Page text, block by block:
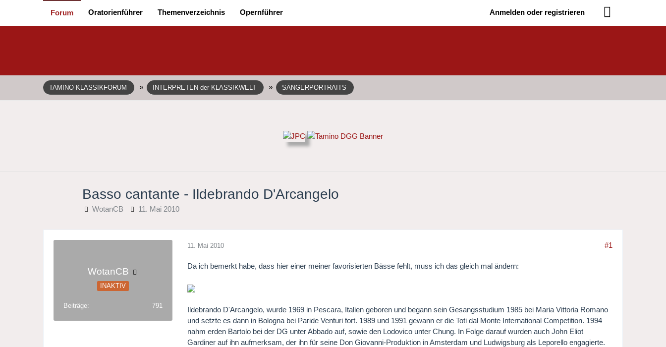
Forum Oratorienführer Themenverzeichnis Opernführer Anmelden oder registrieren
TAMINO-KLASSIKFORUM » INTERPRETEN der KLASSIKWELT » SÄNGERPORTRAITS
Basso cantante - Ildebrando D'Arcangelo
WotanCB 11. Mai 2010
WotanCB
INAKTIV
Beiträge 791
11. Mai 2010 #1
Da ich bemerkt habe, dass hier einer meiner favorisierten Bässe fehlt, muss ich das gleich mal ändern:
Ildebrando D'Arcangelo, wurde 1969 in Pescara, Italien geboren und begann sein Gesangsstudium 1985 bei Maria Vittoria Romano
und setzte es dann in Bologna bei Paride Venturi fort. 1989 und 1991 gewann er die Toti dal Monte International Competition. 1994
nahm erden Bartolo bei der DG unter Abbado auf, sowie den Lodovico unter Chung. In Folge darauf wurden auch John Eliot
Gardiner auf ihn aufmerksam, der ihn für seine Don Giovanni-Produktion in Amsterdam und Ludwigsburg als Leporello engagierte.